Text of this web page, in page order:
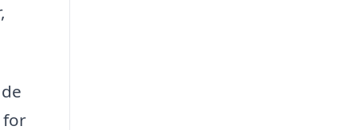
for